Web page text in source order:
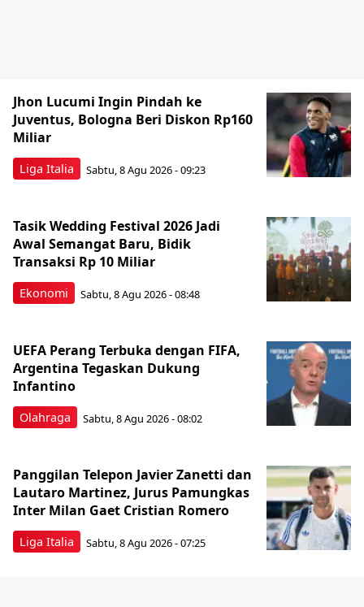
Liga Italia
Jhon Lucumi Ingin Pindah ke
Juventus, Bologna Beri Diskon Rp160
Miliar
Sabtu, 8 Agu 2026 - 09:23
Ekonomi
Tasik Wedding Festival 2026 Jadi
Awal Semangat Baru, Bidik
Transaksi Rp 10 Miliar
Sabtu, 8 Agu 2026 - 08:48
Olahraga
UEFA Perang Terbuka dengan FIFA,
Argentina Tegaskan Dukung
Infantino
Sabtu, 8 Agu 2026 - 08:02
Liga Italia
Panggilan Telepon Javier Zanetti dan
Lautaro Martinez, Jurus Pamungkas
Inter Milan Gaet Cristian Romero
Sabtu, 8 Agu 2026 - 07:25